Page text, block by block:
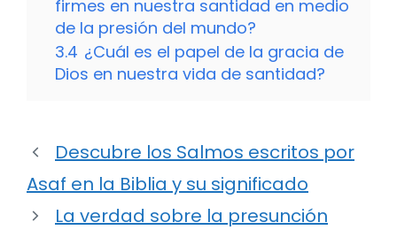
firmes en nuestra santidad en medio
de la presión del mundo?
3.4 ¿Cuál es el papel de la gracia de
Dios en nuestra vida de santidad?
Descubre los Salmos escritos por
Asaf en la Biblia y su significado
La verdad sobre la presunción